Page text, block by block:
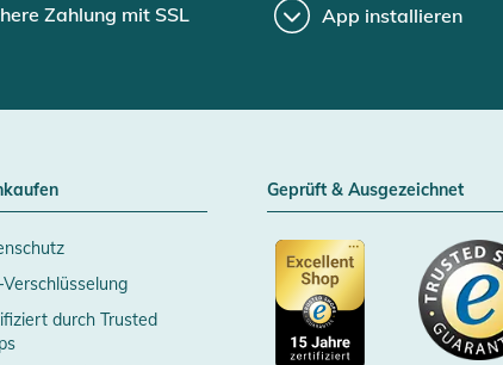
Zahlung mit SSL App installieren
Verschlüsselung
durch Trusted
Geprüft & Ausgezeichnet